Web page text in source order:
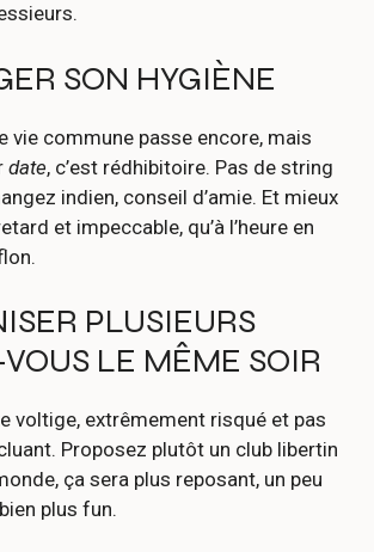
SON HYGIÈNE
vie commune passe encore, mais
date, c’est rédhibitoire. Pas de string
indien, conseil d’amie. Et mieux
et impeccable, qu’à l’heure en
PLUSIEURS
LE MÊME SOIR
voltige, extrêmement risqué et pas
Proposez plutôt un club libertin
ça sera plus reposant, un peu
plus fun.